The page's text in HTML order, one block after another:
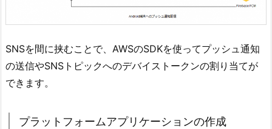
SNSを間に挟むことで、AWSのSDKを使ってプッシュ通知
の送信やSNSトピックへのデバイストークンの割り当てが
できます。
プラットフォームアプリケーションの作成